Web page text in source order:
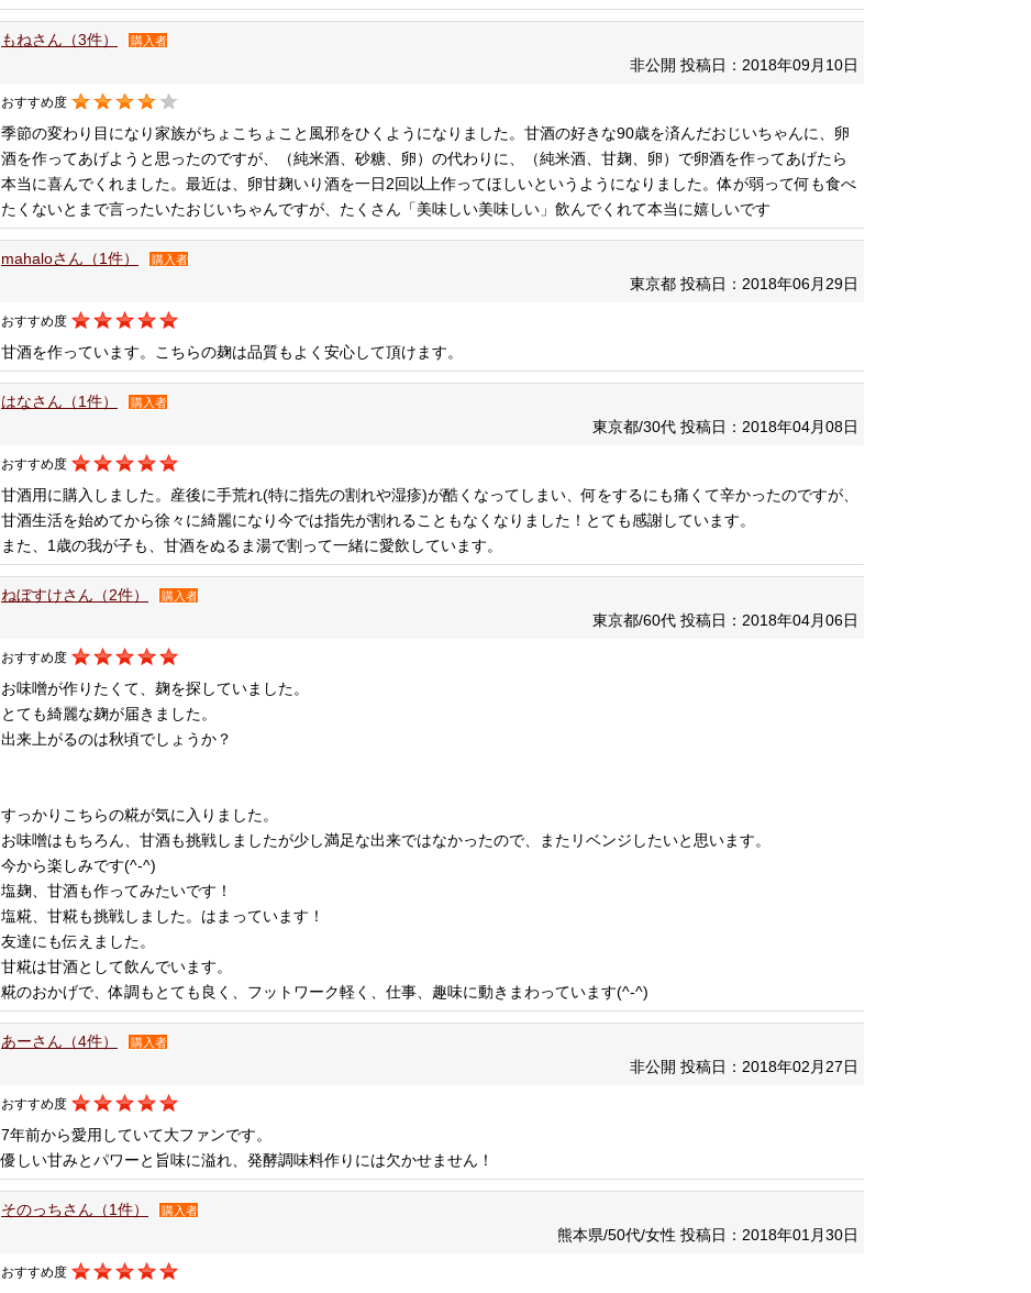
もねさん（3件） 購入者
非公開 投稿日：2018年09月10日
おすすめ度
季節の変わり目になり家族がちょこちょこと風邪をひくようになりました。甘酒の好きな90歳を済んだおじいちゃんに、卵
酒を作ってあげようと思ったのですが、（純米酒、砂糖、卵）の代わりに、（純米酒、甘麹、卵）で卵酒を作ってあげたら
本当に喜んでくれました。最近は、卵甘麹いり酒を一日2回以上作ってほしいというようになりました。体が弱って何も食べ
たくないとまで言ったいたおじいちゃんですが、たくさん「美味しい美味しい」飲んでくれて本当に嬉しいです
mahaloさん（1件） 購入者
東京都 投稿日：2018年06月29日
おすすめ度
甘酒を作っています。こちらの麹は品質もよく安心して頂けます。
はなさん（1件） 購入者
東京都/30代 投稿日：2018年04月08日
おすすめ度
甘酒用に購入しました。産後に手荒れ(特に指先の割れや湿疹)が酷くなってしまい、何をするにも痛くて辛かったのですが、
甘酒生活を始めてから徐々に綺麗になり今では指先が割れることもなくなりました！とても感謝しています。
また、1歳の我が子も、甘酒をぬるま湯で割って一緒に愛飲しています。
ねぼすけさん（2件） 購入者
東京都/60代 投稿日：2018年04月06日
おすすめ度
お味噌が作りたくて、麹を探していました。
とても綺麗な麹が届きました。
出来上がるのは秋頃でしょうか？
すっかりこちらの糀が気に入りました。
お味噌はもちろん、甘酒も挑戦しましたが少し満足な出来ではなかったので、またリベンジしたいと思います。
今から楽しみです(^-^)
塩麹、甘酒も作ってみたいです！
塩糀、甘糀も挑戦しました。はまっています！
友達にも伝えました。
甘糀は甘酒として飲んでいます。
糀のおかげで、体調もとても良く、フットワーク軽く、仕事、趣味に動きまわっています(^-^)
あーさん（4件） 購入者
非公開 投稿日：2018年02月27日
おすすめ度
7年前から愛用していて大ファンです。
優しい甘みとパワーと旨味に溢れ、発酵調味料作りには欠かせません！
そのっちさん（1件） 購入者
熊本県/50代/女性 投稿日：2018年01月30日
おすすめ度